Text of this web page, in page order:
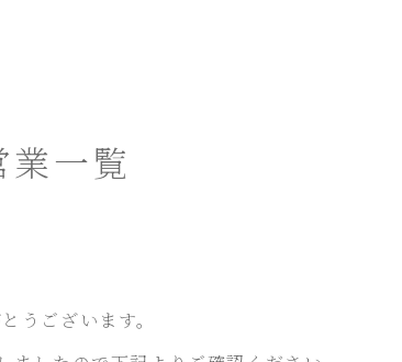
業一覧
うございます。